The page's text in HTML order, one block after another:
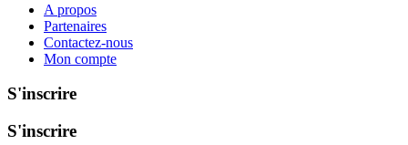
A propos
Partenaires
Contactez-nous
Mon compte
S'inscrire
S'inscrire